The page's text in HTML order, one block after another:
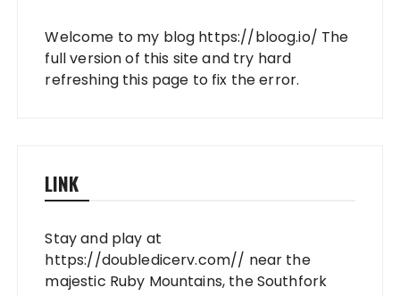
Welcome to my blog https://bloog.io/ The
full version of this site and try hard
refreshing this page to fix the error.
LINK
Stay and play at
https://doubledicerv.com// near the
majestic Ruby Mountains, the Southfork